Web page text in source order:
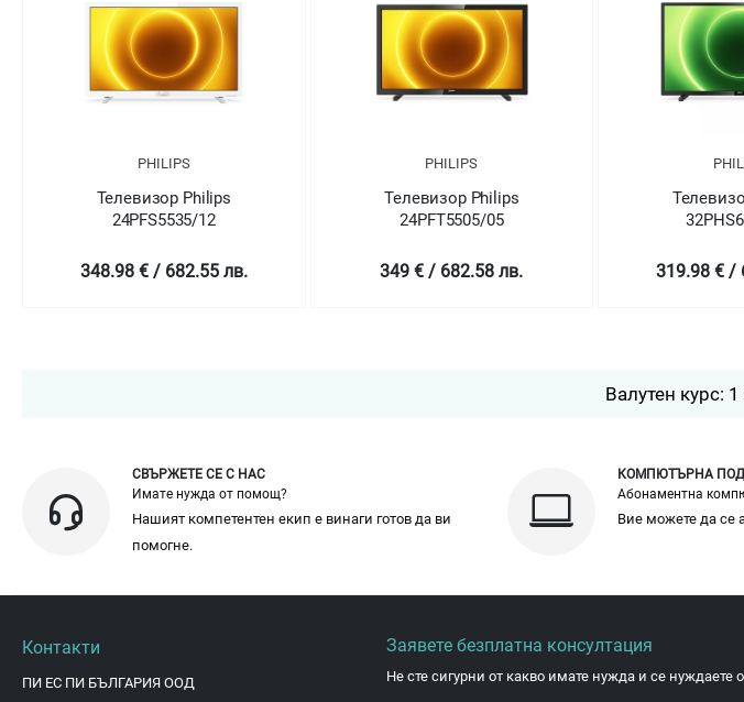
PHILIPS
Телевизор Philips
24PFS5535/12
348.98 € / 682.55 лв.
PHILIPS
Телевизор Philips
24PFT5505/05
349 € / 682.58 лв. 319.98 € /
Валутен курс:
СВЪРЖЕТЕ СЕ С НАС
Имате нужда от помощ?
Нашият компетентен екип е винаги готов да ви
помогне.
КОМПЮТЪРНА
Абонаментна
Вие можете да се
Контакти
ПИ ЕС ПИ БЪЛГАРИЯ ООД
Заявете безплатна консултация
Не сте сигурни от какво имате нужда и се нуждаете